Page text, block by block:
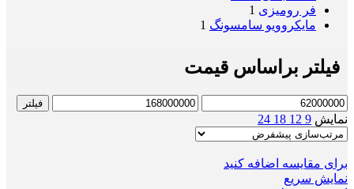
فر رومیزی 1
مایکروویو سامسونگ 1
فیلتر براساس قیمت
حداقل
قیمت
حداکثر
فیلتر
نمایش 9
12
18
24
برای مقایسه اضافه کنید
نمایش سریع